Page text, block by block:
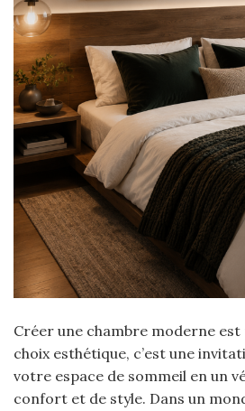
Créer une chambre moderne est
choix esthétique, c’est une
votre espace de sommeil en un
confort et de style. Dans un